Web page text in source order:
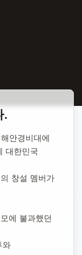
장관
.
안경비대에
대한민국
창설 멤버가
에 불과했던
와